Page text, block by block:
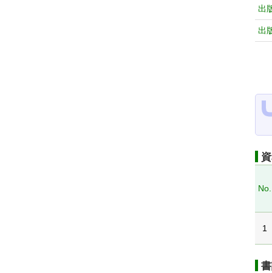
出
出
No.
1